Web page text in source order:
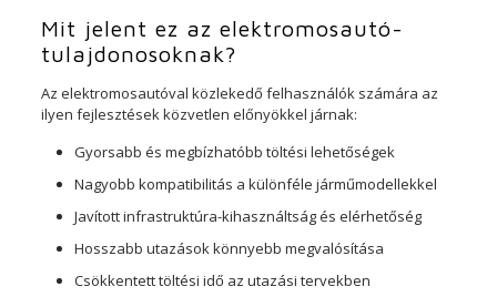
Mit jelent ez az elektromosautó-
tulajdonosoknak?
Az elektromosautóval közlekedő felhasználók számára az
ilyen fejlesztések közvetlen előnyökkel járnak:
Gyorsabb és megbízhatóbb töltési lehetőségek
Nagyobb kompatibilitás a különféle járműmodellekkel
Javított infrastruktúra-kihasználtság és elérhetőség
Hosszabb utazások könnyebb megvalósítása
Csökkentett töltési idő az utazási tervekben